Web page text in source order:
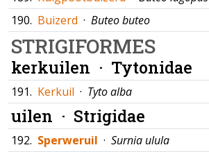
190. Buizerd · Buteo buteo
STRIGIFORMES
kerkuilen · Tytonidae
191. Kerkuil · Tyto alba
uilen · Strigidae
192. Sperweruil · Surnia ulula